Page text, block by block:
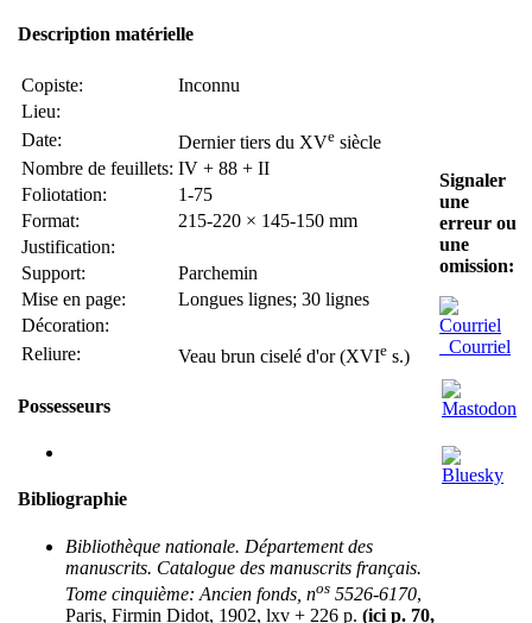
Description matérielle
Copiste:
Inconnu
Lieu:
Date:
Dernier tiers du XVe siècle
Nombre de feuillets: IV + 88 + II
Foliotation:
1-75
Format:
215-220 × 145-150 mm
Justification:
Support:
Parchemin
Mise en page:
Longues lignes; 30 lignes
Décoration:
Reliure:
Veau brun ciselé d'or (XVIe s.)
Possesseurs
Bibliographie
Bibliothèque nationale. Département des
manuscrits. Catalogue des manuscrits français.
Tome cinquième: Ancien fonds, nos 5526-6170,
Paris, Firmin Didot, 1902, lxv + 226 p. (ici p. 70,
Signaler
une
erreur ou
une
omission:
Courriel